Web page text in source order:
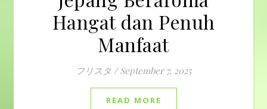
Hangat dan Penuh
Manfaat
フリスタ / September 7, 2025
READ MORE